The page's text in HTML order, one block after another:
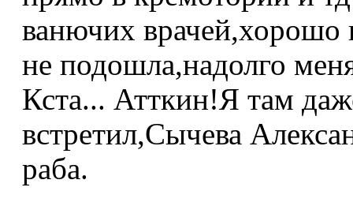
ванючих
не подошла,надолго
Кста... Атткин!Я там
встретил,Сычева
раба.